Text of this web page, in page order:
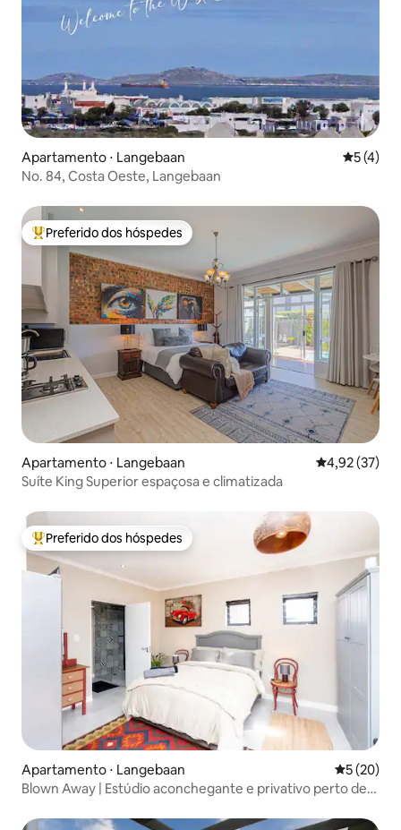
Apartamento ⋅ Langebaan 5 de
5 (4)
No. 84, Costa Oeste, Langebaan
Entre os melhores preferidos dos hóspedes
Preferido dos hóspedes
Apartamento ⋅ Langebaan 4,92 de uma
4,92 (37)
Suíte King Superior espaçosa e climatizada
Entre os melhores preferidos dos hóspedes
Preferido dos hóspedes
Apartamento ⋅ Langebaan 5 de uma
5 (20)
Blown Away | Estúdio aconchegante e privativo perto de